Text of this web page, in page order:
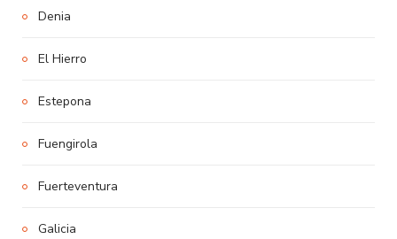
Denia
El Hierro
Estepona
Fuengirola
Fuerteventura
Galicia